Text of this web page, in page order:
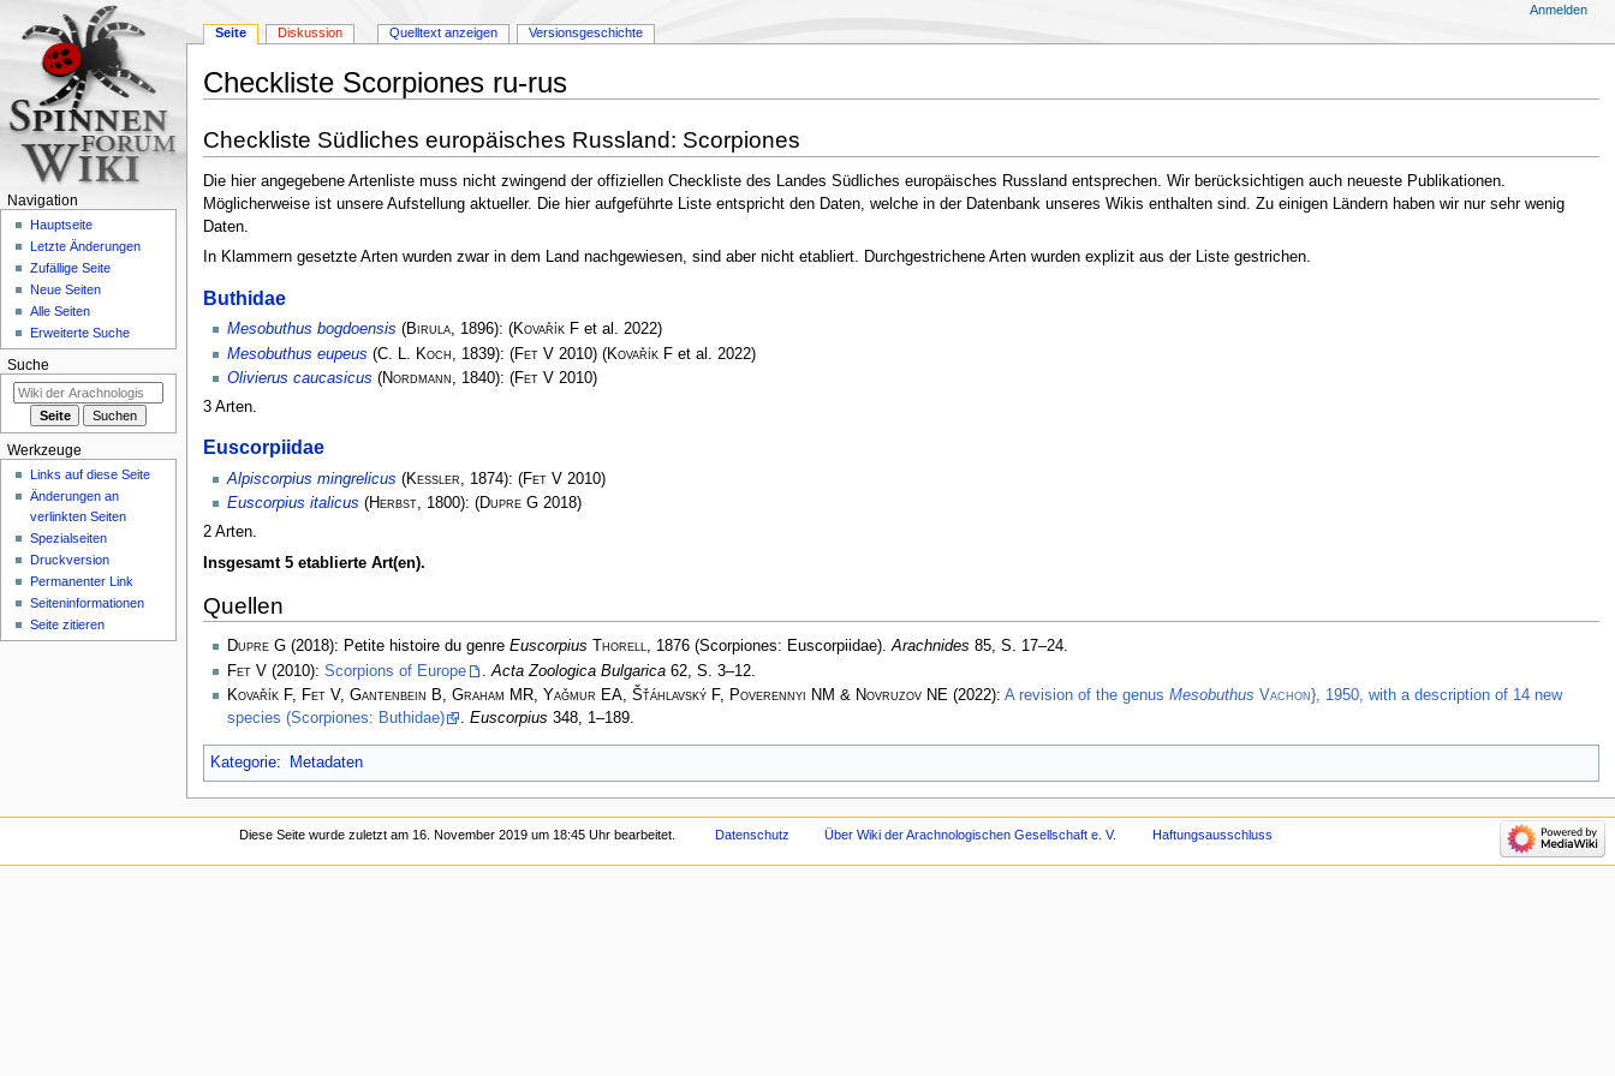
Checkliste Scorpiones ru-rus
Navigation
springen
Suche
springen
Checkliste Südliches europäisches Russland: Scorpiones
Die hier angegebene Artenliste muss nicht zwingend der offiziellen Checkliste des Landes Südliches europäisches Russland entsprechen. Wir berücksichtigen auch neueste Publikationen.
Möglicherweise ist unsere Aufstellung aktueller. Die hier aufgeführte Liste entspricht den Daten, welche in der Datenbank unseres Wikis enthalten sind. Zu einigen Ländern haben wir nur sehr wenig
Daten.
In Klammern gesetzte Arten wurden zwar in dem Land nachgewiesen, sind aber nicht etabliert. Durchgestrichene Arten wurden explizit aus der Liste gestrichen.
Buthidae
Mesobuthus bogdoensis (Birula, 1896): (Kovařík Fet al. 2022)
Mesobuthus eupeus (C. L. Koch , 1839): (Fet V2010) (Kovařík Fet al. 2022)
Olivierus caucasicus (Nordmann, 1840): (Fet V2010)
3 Arten.
Euscorpiidae
Alpiscorpius mingrelicus (Kessler, 1874): (Fet V 2010)
Euscorpius italicus (Herbst, 1800): (Dupre G2018)
2 Arten.
Insgesamt 5 etablierte Art(en).
Quellen
Dupre G(2018): Petite histoire du genre Euscorpius Thorell, 1876 (Scorpiones: Euscorpiidae).Arachnides 85, S. 17–24.
Fet V(2010): Scorpions of Europe Acta Zoologica Bulgarica62, S. 3–12.
Kovařík F, Fet V, Gantenbein B, Graham MR, Yağmur EA, Šťáhlavský F, Poverennyi NM & Novruzov NE (2022): A revision of the genus Mesobuthus Vachon}, 1950, with a description of 14 new
species (Scorpiones: Buthidae)
Euscorpius 348, 1–189.
Kategorie: Metadaten
Seite Diskussion Quelltext anzeigen Versionsgeschichte
Anmelden
Navigation
Hauptseite
Letzte Änderungen
Zufällige Seite
Neue Seiten
Alle Seiten
Erweiterte Suche
Suche
Werkzeuge
Links auf diese Seite
Änderungen an
verlinkten Seiten
Spezialseiten
Druckversion
Permanenter Link
Seiten­­informationen
Seite zitieren
Diese Seite wurde zuletzt am 16. November 2019 um 18:45 Uhr bearbeitet. Datenschutz Über Wiki der Arachnologischen Gesellschaft e. V. Haftungsausschluss